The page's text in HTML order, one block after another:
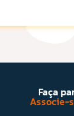
Faça
Associe-